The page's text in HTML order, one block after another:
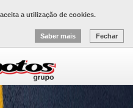
a utilização de cookies.
Saber mais Fechar